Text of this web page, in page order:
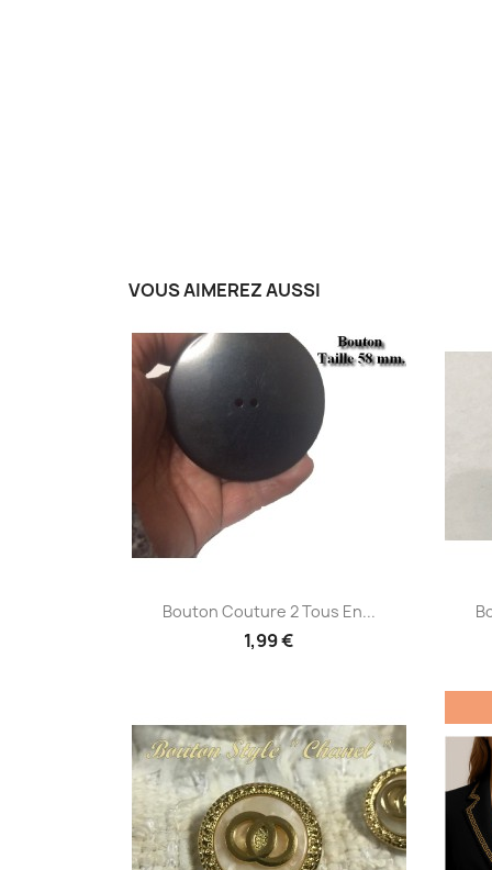
VOUS AIMEREZ AUSSI
Aperçu rapide
Bouton Couture 2 Tous En...
1,99 €